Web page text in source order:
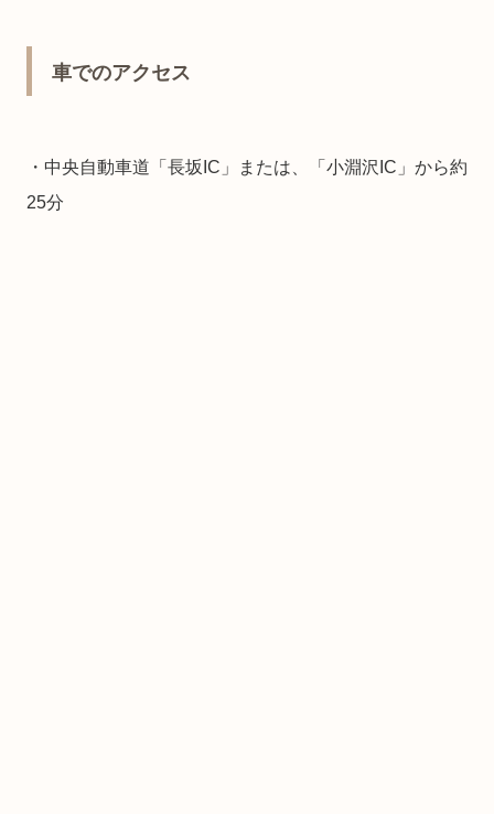
車でのアクセス
・中央自動車道「長坂IC」または、「小淵沢IC」から約
25分